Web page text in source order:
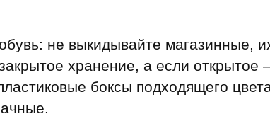
не выкидывайте магазинные,
хранение, а если открытое
боксы подходящего